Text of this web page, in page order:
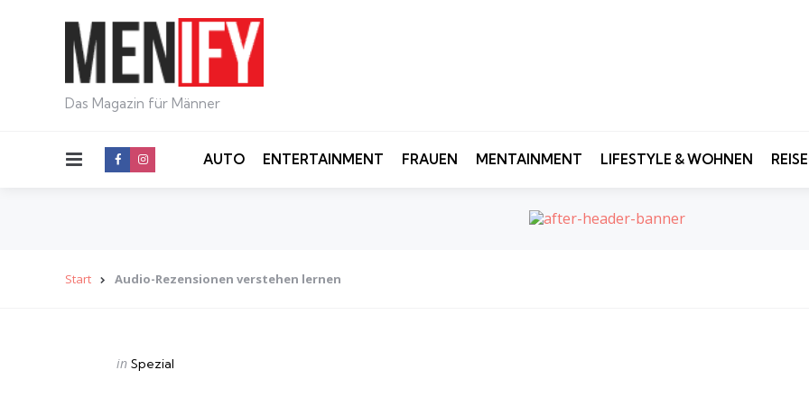
Das Magazin für Männer
Menu AUTO ENTERTAINMENT FRAUEN MENTAINMENT LIFESTYLE & WOHNEN
Start Audio-Rezensionen verstehen lernen
Categories
Posted
in Spezial